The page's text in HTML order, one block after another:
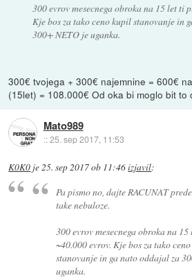
300 evrov mesecnega obroka na 15 let ti
Kje bos za tako ceno kupil stanovanje in
300+ NETO je uganka.
300€ tvojega + 300€ najemnine = 600€
(15let) = 108.000€ Od oka bi moglo bit to
Mato989
::25. sep 2017, 11:53
K0K0 je25. sep 2017 ob 11:46izjavil:
Pa pismo no, dajte RACUNAT
take nebuloze.
300 evrov mesecnega obroka na
~40.000 evrov. Kje bos za tako
stanovanje in ga nato oddajal za
uganka.